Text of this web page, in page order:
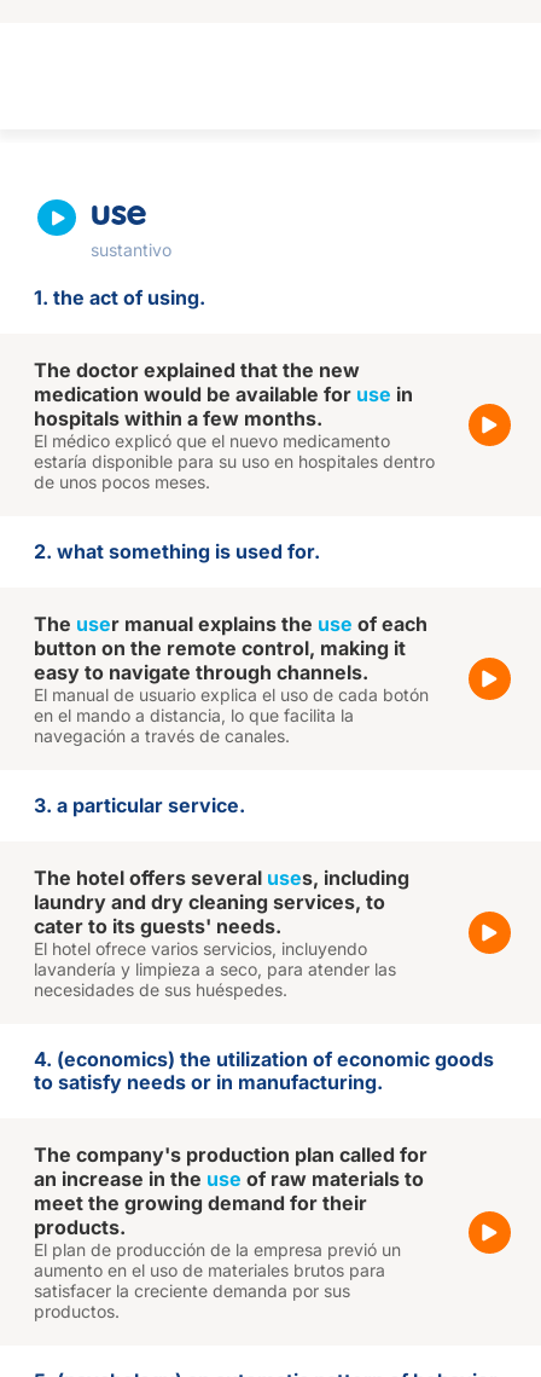
use
sustantivo
1. the act of using.
The doctor explained that the new
medication would be available for use in
hospitals within a few months.
El médico explicó que el nuevo medicamento
estaría disponible para su uso en hospitales dentro
de unos pocos meses.
2. what something is used for.
The user manual explains the use of each
button on the remote control, making it
easy to navigate through channels.
El manual de usuario explica el uso de cada botón
en el mando a distancia, lo que facilita la
navegación a través de canales.
3. a particular service.
The hotel offers several uses, including
laundry and dry cleaning services, to
cater to its guests' needs.
El hotel ofrece varios servicios, incluyendo
lavandería y limpieza a seco, para atender las
necesidades de sus huéspedes.
4. (economics) the utilization of economic goods
to satisfy needs or in manufacturing.
The company's production plan called for
an increase in the use of raw materials to
meet the growing demand for their
products.
El plan de producción de la empresa previó un
aumento en el uso de materiales brutos para
satisfacer la creciente demanda por sus
productos.